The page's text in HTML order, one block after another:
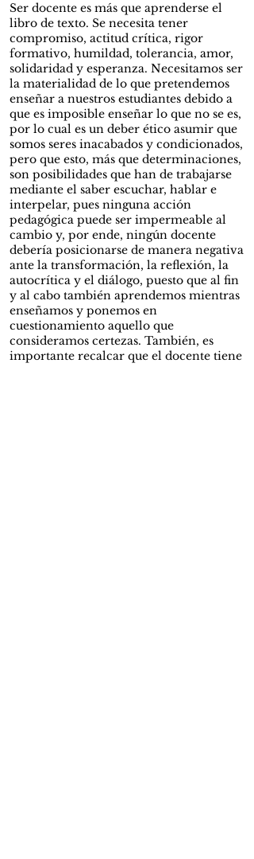
Ser docente es más que aprenderse el
libro de texto. Se necesita tener
compromiso, actitud crítica, rigor
formativo, humildad, tolerancia, amor,
solidaridad y esperanza. Necesitamos ser
la materialidad de lo que pretendemos
enseñar a nuestros estudiantes debido a
que es imposible enseñar lo que no se es,
por lo cual es un deber ético asumir que
somos seres inacabados y condicionados,
pero que esto, más que determinaciones,
son posibilidades que han de trabajarse
mediante el saber escuchar, hablar e
interpelar, pues ninguna acción
pedagógica puede ser impermeable al
cambio y, por ende, ningún docente
debería posicionarse de manera negativa
ante la transformación, la reflexión, la
autocrítica y el diálogo, puesto que al fin
y al cabo también aprendemos mientras
enseñamos y ponemos en
cuestionamiento aquello que
consideramos certezas. También, es
importante recalcar que el docente tiene